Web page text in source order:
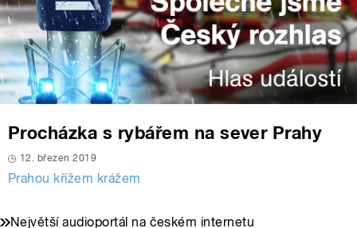
Procházka s rybářem na sever Prahy
12. březen 2019
Prahou křížem krážem
Největší audioportál na českém internetu